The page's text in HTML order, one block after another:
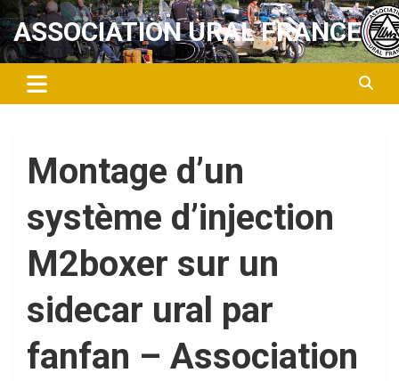
Aller
au
contenu
ASSOCIATION URAL FRANCE
Montage d’un
système d’injection
M2boxer sur un
sidecar ural par
fanfan – Association